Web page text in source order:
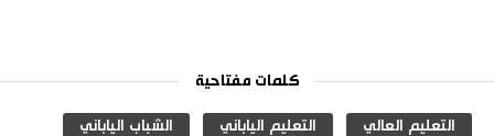
كلمات مفتاحية
التعليم العالي التعليم الياباني الشباب الياباني